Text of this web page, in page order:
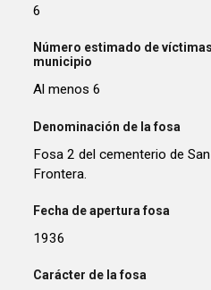
6
Número estimado de
municipio
Al menos 6
Denominación de la fosa
Fosa 2 del cementerio de
Frontera.
Fecha de apertura fosa
1936
Carácter de la fosa